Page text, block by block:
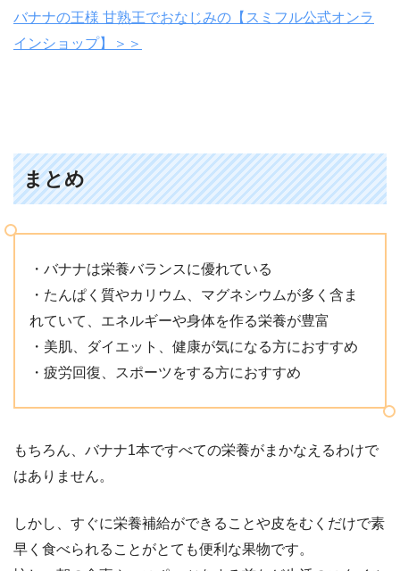
バナナの王様 甘熟王でおなじみの【スミフル公式オンラ
インショップ】＞＞
まとめ
・バナナは栄養バランスに優れている
・たんぱく質やカリウム、マグネシウムが多く含ま
れていて、エネルギーや身体を作る栄養が豊富
・美肌、ダイエット、健康が気になる方におすすめ
・疲労回復、スポーツをする方におすすめ
もちろん、バナナ1本ですべての栄養がまかなえるわけで
はありません。
しかし、すぐに栄養補給ができることや皮をむくだけで素
早く食べられることがとても便利な果物です。